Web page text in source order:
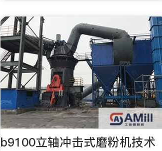
b9100立轴冲击式磨粉机技术